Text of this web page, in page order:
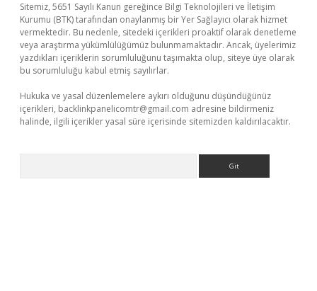
Sitemiz, 5651 Sayılı Kanun gereğince Bilgi Teknolojileri ve İletişim
Kurumu (BTK) tarafından onaylanmış bir Yer Sağlayıcı olarak hizmet
vermektedir. Bu nedenle, sitedeki içerikleri proaktif olarak denetleme
veya araştırma yükümlülüğümüz bulunmamaktadır. Ancak, üyelerimiz
yazdıkları içeriklerin sorumluluğunu taşımakta olup, siteye üye olarak
bu sorumluluğu kabul etmiş sayılırlar.
Hukuka ve yasal düzenlemelere aykırı olduğunu düşündüğünüz
içerikleri, backlinkpanelicomtr@gmail.com adresine bildirmeniz
halinde, ilgili içerikler yasal süre içerisinde sitemizden kaldırılacaktır.